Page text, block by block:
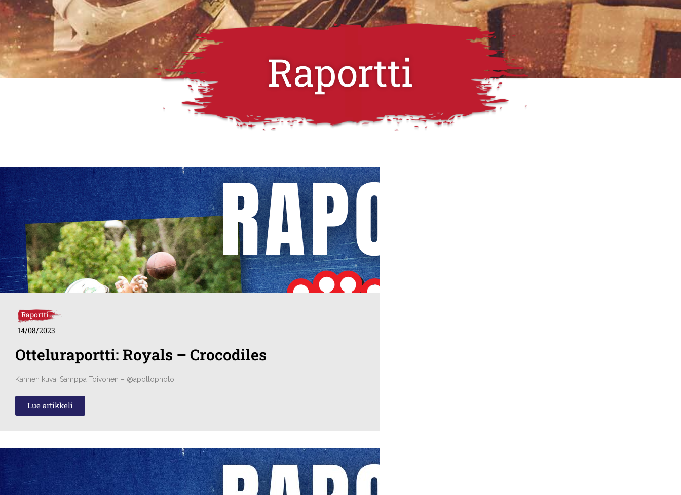
Raportti
Raportti
14/08/2023
Otteluraportti: Royals – Crocodiles
Kannen kuva: Samppa Toivonen – @apollophoto
Lue artikkeli